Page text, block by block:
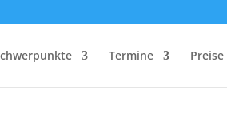
Termine Preise